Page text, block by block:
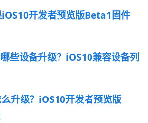
iOS10开发者预览版Beta1固件
些设备升级？iOS10兼容设备列
升级？iOS10开发者预览版